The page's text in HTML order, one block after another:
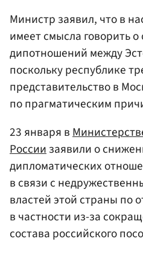
Министр заявил, что в
имеет смысла говорить
дипотношений между
поскольку республике
представительство в
по прагматическим
23 января в
Россиизаявили о
дипломатических
в связи с
властей этой страны по
в частности из-за
состава российского